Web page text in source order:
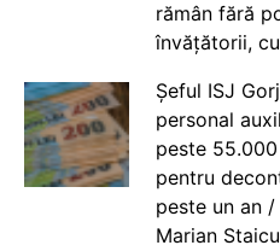
rămân fără
învățătorii,
Șeful ISJ
personal
peste
pentru
peste un an
Marian